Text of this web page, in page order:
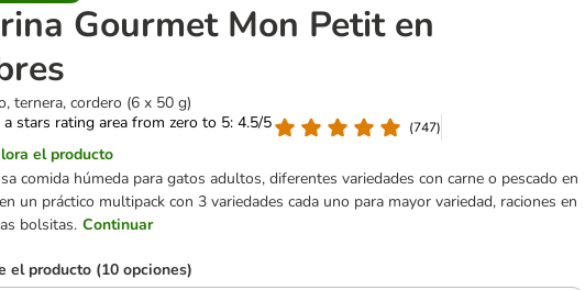
Gourmet Mon Petit en
ternera, cordero (6 x 50 g)
a stars rating area from zero to 5: 4.5/5
(747)
el producto
comida húmeda para gatos adultos, diferentes variedades con carne o pescado en
un práctico multipack con 3 variedades cada uno para mayor variedad, raciones en
bolsitas. Continuar
el producto (10 opciones)